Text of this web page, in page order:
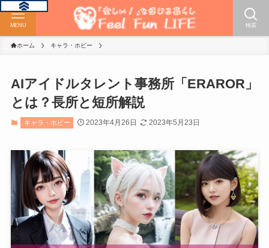
検索
MENU
ホーム キャラ・ホビー
AIアイドルタレント事務所「ERAROR」
とは？長所と短所解説
キャラ・ホビー 2023年4月26日 2023年5月23日